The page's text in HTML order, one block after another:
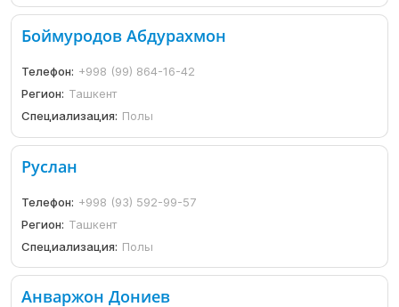
Боймуродов Абдурахмон
Телефон: +998 (99) 864-16-42
Регион: Ташкент
Специализация: Полы
Руслан
Телефон: +998 (93) 592-99-57
Регион: Ташкент
Специализация: Полы
Анваржон Дониев